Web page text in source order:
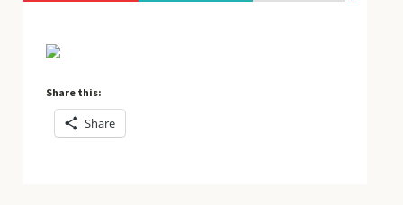
Share this:
Share